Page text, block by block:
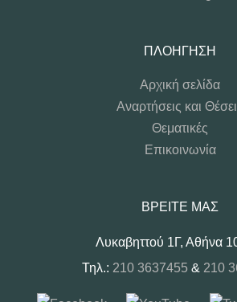
ΠΛΟΉΓΗΣΗ
Αρχική σελίδα
Αναρτήσεις και
Θεματικές
Επικοινωνία
ΒΡΕΊΤΕ ΜΑΣ
Λυκαβηττού 1Γ, Αθήνα
Τηλ.: 210 3637455 & 210